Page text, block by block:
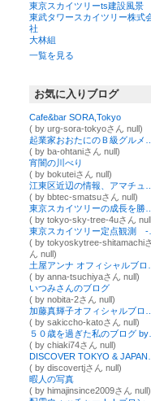
東京スカイツリーts建設風景
東武タワースカイツリー株式
社
大林組
一覧を見る
お気に入りブログ
Cafe&bar SORA,Tokyo
( by urg-sora-tokyoさん null)
( by ba-ohtaniさん null)
宵闇の川べり
( by bokuteiさん null)
( by bbtec-smatsuさん null)
( by tokyo-sky-tree-4uさん
( by tokyoskytree-shitamachiさ
ん null)
( by anna-tsuchiyaさん null)
いつみさんのブログ
( by nobita-2さん null)
( by sakiccho-katoさん null)
( by chiaki74さん null)
( by discovertjさん null)
暇人の写真
( by himajinsince2009さん null)